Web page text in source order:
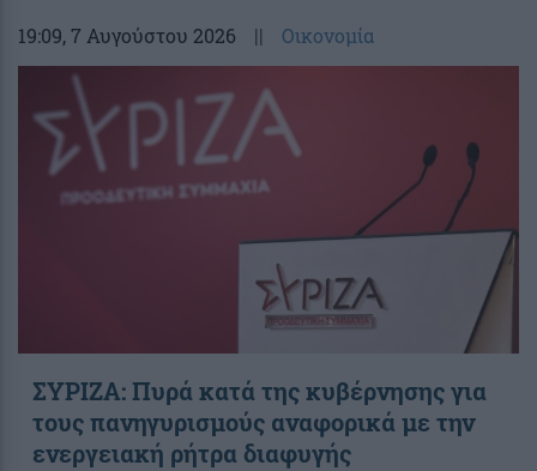
19:09, 7 Αυγούστου 2026 || Οικονομία
ΣΥΡΙΖΑ: Πυρά κατά της κυβέρνησης για
τους πανηγυρισμούς αναφορικά με την
ενεργειακή ρήτρα διαφυγής